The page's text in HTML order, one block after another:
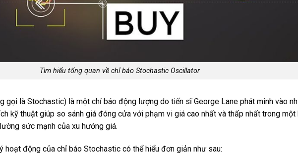
Tìm hiểu tổng quan về chỉ báo Stochastic Oscillator
gọi là Stochastic) là một chỉ báo động lượng do tiến sĩ George Lane phát minh vào
kỹ thuật giúp so sánh giá đóng cửa với phạm vi giá cao nhất và thấp nhất trong một
sức mạnh của xu hướng giá.
hoạt động của chỉ báo Stochastic có thể hiểu đơn giản như sau: